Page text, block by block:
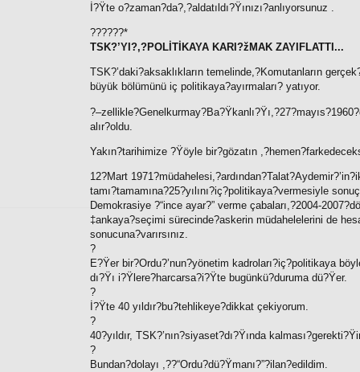
İ?Ÿte o?zaman?da?,?aldatıldı?Ÿınızı?anlıyorsunuz .
??????*
TSK?’YI?,?POLİTİKAYA KARI?žMAK ZAYIFLATTI...
TSK?’daki?aksaklıkların temelinde,?Komutanların
büyük bölümünü iç politikaya?ayırmaları? yatıyor.
alır?oldu.
Yakın?tarihimize ?Ÿöyle bir?gözatın
12?Mart
tamı?tamamına?25?yılını?iç?politikaya?vermesiyle
Demokrasiye ?“ince ayar?” verme çabaları,?2004-
‡ankaya?seçimi sürecinde?askerin müdahelelerini de
sonucuna?varırsınız.
?
E?Ÿer bir?Ordu?’nun?yönetim kadroları?iç?politikaya
dı?Ÿı i?Ÿlere?harcarsa?i?Ÿte bugünkü?duruma dü?Ÿer.
?
İ?Ÿte 40 yıldır?bu?tehlikeye?dikkat çekiyorum.
?
40?yıldır, TSK?’nın?siyaset?dı?Ÿında
?
Bundan?dolayı ,??“Ordu?dü?Ÿmanı?”?ilan?edildim.